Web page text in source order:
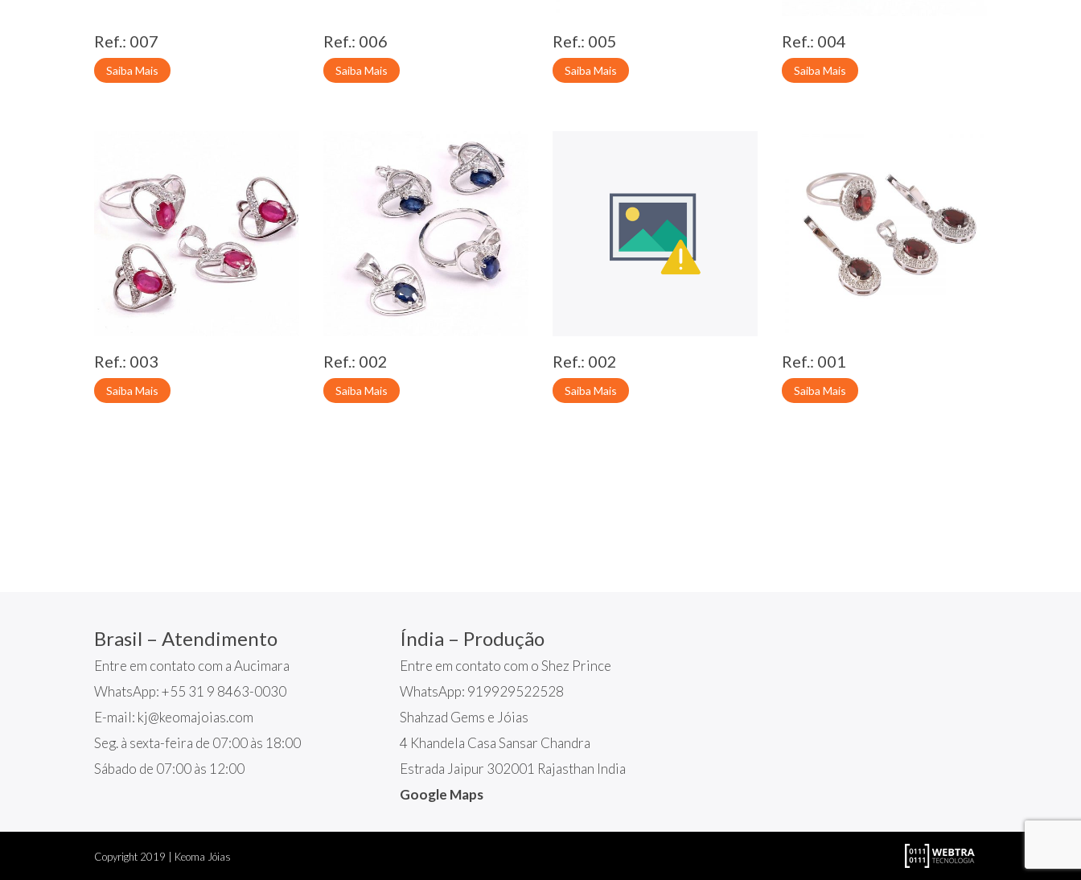
Ref.: 007
Saiba Mais
Ref.: 006
Saiba Mais
Ref.: 005
Saiba Mais
Ref.: 004
Saiba Mais
Ref.: 003
Saiba Mais
Ref.: 002
Saiba Mais
Ref.: 002
Saiba Mais
Ref.: 001
Saiba Mais
Brasil – Atendimento
Entre em contato com a Aucimara
WhatsApp: +55 31 9 8463-0030
E-mail: kj@keomajoias.com
Seg. à sexta-feira de 07:00 às 18:00
Sábado de 07:00 às 12:00
Índia – Produção
Entre em contato com o Shez Prince
WhatsApp: 919929522528
Shahzad Gems e Jóias
4 Khandela Casa Sansar Chandra
Estrada Jaipur 302001 Rajasthan India
Google Maps
Copyright 2019 | Keoma Jóias